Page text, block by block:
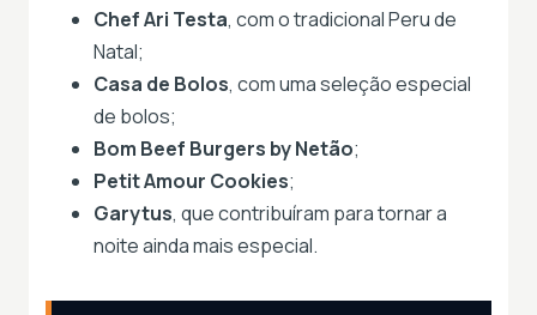
Chef Ari Testa, com o tradicional Peru de
Natal;
Casa de Bolos, com uma seleção especial
de bolos;
Bom Beef Burgers by Netão;
Petit Amour Cookies;
Garytus, que contribuíram para tornar a
noite ainda mais especial.